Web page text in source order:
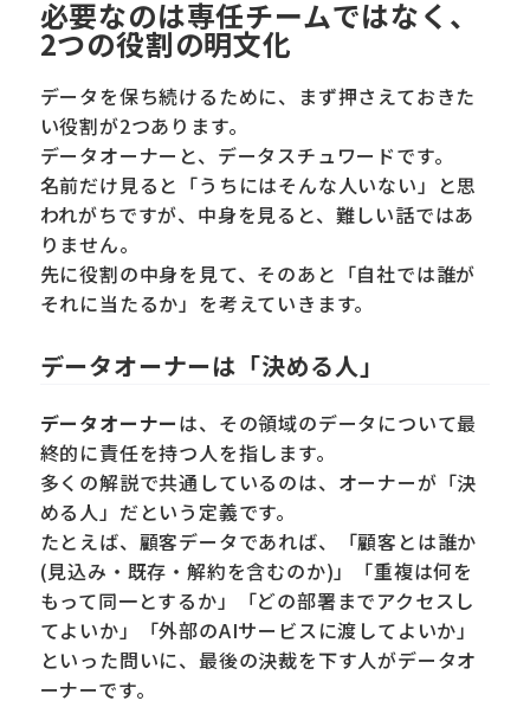
必要なのは専任チームではなく、
2つの役割の明文化
データを保ち続けるために、まず押さえておきた
い役割が2つあります。
データオーナーと、データスチュワードです。
名前だけ見ると「うちにはそんな人いない」と思
われがちですが、中身を見ると、難しい話ではあ
りません。
先に役割の中身を見て、そのあと「自社では誰が
それに当たるか」を考えていきます。
データオーナーは「決める人」
データオーナーは、その領域のデータについて最
終的に責任を持つ人を指します。
多くの解説で共通しているのは、オーナーが「決
める人」だという定義です。
たとえば、顧客データであれば、「顧客とは誰か
(見込み・既存・解約を含むのか)」「重複は何を
もって同一とするか」「どの部署までアクセスし
てよいか」「外部のAIサービスに渡してよいか」
といった問いに、最後の決裁を下す人がデータオ
ーナーです。